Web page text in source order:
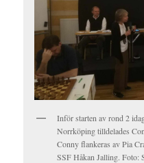
Inför starten av rond 2
Norrköping tilldelades
Conny flankeras av Pia
SSF Håkan Jalling. Foto: